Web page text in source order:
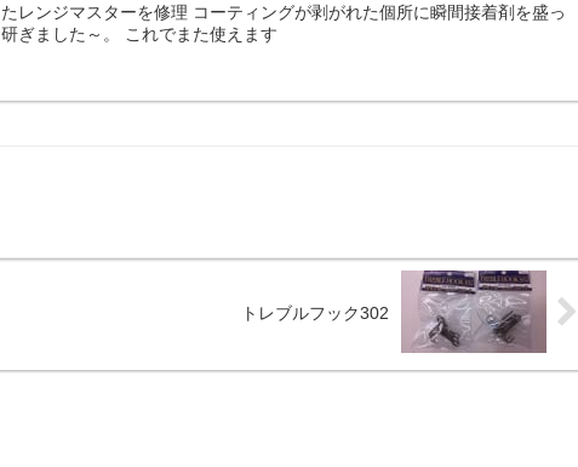
レンジマスターを修理 コーティングが剥がれた個所に瞬間接着剤を盛っ
ぎました～。 これでまた使えます
トレブルフック302